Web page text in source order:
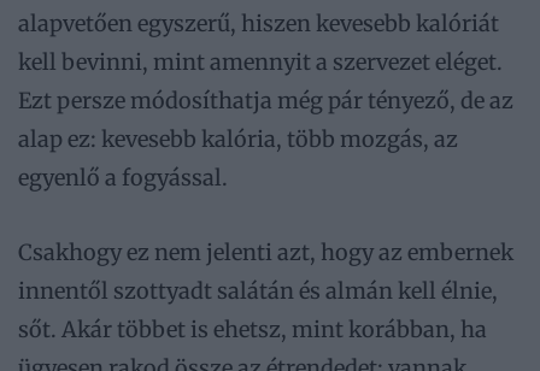
alapvetően egyszerű, hiszen kevesebb kalóriát
kell bevinni, mint amennyit a szervezet eléget.
Ezt persze módosíthatja még pár tényező, de az
alap ez: kevesebb kalória, több mozgás, az
egyenlő a fogyással.
Csakhogy ez nem jelenti azt, hogy az embernek
innentől szottyadt salátán és almán kell élnie,
sőt. Akár többet is ehetsz, mint korábban, ha